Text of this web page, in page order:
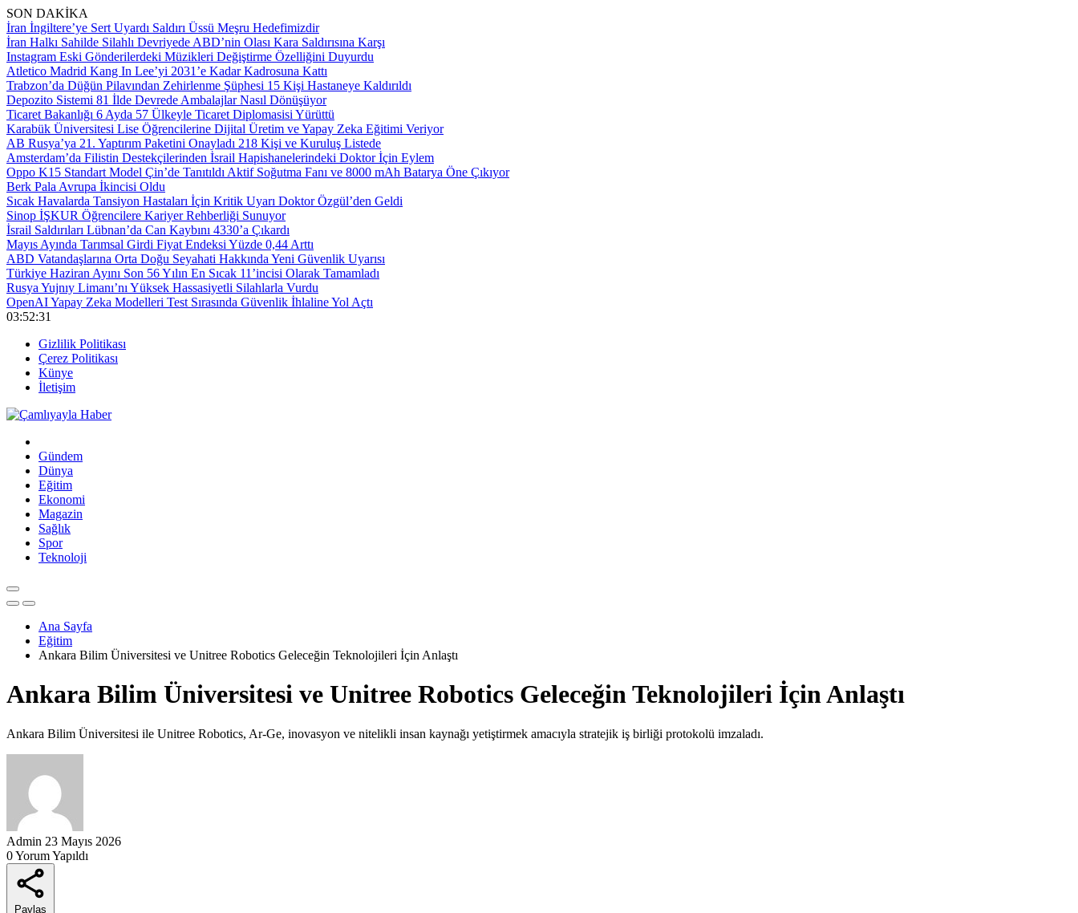
SON DAKİKA
İran İngiltere’ye Sert Uyardı Saldırı Üssü Meşru Hedefimizdir
İran Halkı Sahilde Silahlı Devriyede ABD’nin Olası Kara Saldırısına Karşı
Instagram Eski Gönderilerdeki Müzikleri Değiştirme Özelliğini Duyurdu
Atletico Madrid Kang In Lee’yi 2031’e Kadar Kadrosuna Kattı
Trabzon’da Düğün Pilavından Zehirlenme Şüphesi 15 Kişi Hastaneye Kaldırıldı
Depozito Sistemi 81 İlde Devrede Ambalajlar Nasıl Dönüşüyor
Ticaret Bakanlığı 6 Ayda 57 Ülkeyle Ticaret Diplomasisi Yürüttü
Karabük Üniversitesi Lise Öğrencilerine Dijital Üretim ve Yapay Zeka Eğitimi Veriyor
AB Rusya’ya 21. Yaptırım Paketini Onayladı 218 Kişi ve Kuruluş Listede
Amsterdam’da Filistin Destekçilerinden İsrail Hapishanelerindeki Doktor İçin Eylem
Oppo K15 Standart Model Çin’de Tanıtıldı Aktif Soğutma Fanı ve 8000 mAh Batarya Öne Çıkıyor
Berk Pala Avrupa İkincisi Oldu
Sıcak Havalarda Tansiyon Hastaları İçin Kritik Uyarı Doktor Özgül’den Geldi
Sinop İŞKUR Öğrencilere Kariyer Rehberliği Sunuyor
İsrail Saldırıları Lübnan’da Can Kaybını 4330’a Çıkardı
Mayıs Ayında Tarımsal Girdi Fiyat Endeksi Yüzde 0,44 Arttı
ABD Vatandaşlarına Orta Doğu Seyahati Hakkında Yeni Güvenlik Uyarısı
Türkiye Haziran Ayını Son 56 Yılın En Sıcak 11’incisi Olarak Tamamladı
Rusya Yujnıy Limanı’nı Yüksek Hassasiyetli Silahlarla Vurdu
OpenAI Yapay Zeka Modelleri Test Sırasında Güvenlik İhlaline Yol Açtı
03:52:32
Gizlilik Politikası
Çerez Politikası
Künye
İletişim
Gündem
Dünya
Eğitim
Ekonomi
Magazin
Sağlık
Spor
Teknoloji
Ana Sayfa
Eğitim
Ankara Bilim Üniversitesi ve Unitree Robotics Geleceğin Teknolojileri İçin Anlaştı
Ankara Bilim Üniversitesi ve Unitree Robotics Geleceğin Teknolojileri İçin Anlaştı
Ankara Bilim Üniversitesi ile Unitree Robotics, Ar-Ge, inovasyon ve nitelikli insan kaynağı yetiştirmek amacıyla stratejik iş birliği protokolü imzaladı.
Admin 23 Mayıs 2026
0 Yorum Yapıldı
Paylaş